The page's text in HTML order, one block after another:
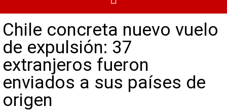
Chile concreta nuevo vuelo
de expulsión: 37
extranjeros fueron
enviados a sus países de
origen